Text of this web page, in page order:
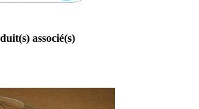
associé(s)